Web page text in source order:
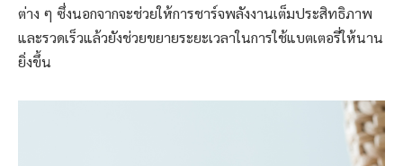
ต่าง ๆ ซึ่งนอกจากจะช่วยให้การชาร์จพลังงานเต็มประสิทธิภาพ
และรวดเร็วแล้วยังช่วยขยายระยะเวลาในการใช้แบตเตอรี่ให้นาน
ยิ่งขึ้น